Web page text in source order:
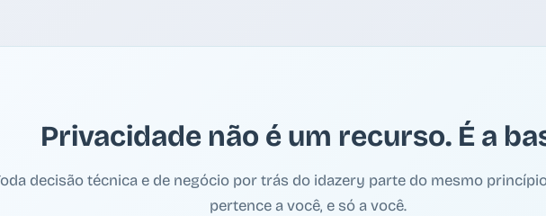
Privacidade não é um recurso. É a
decisão técnica e de negócio por trás do idazery parte do mesmo
pertence a você, e só a você.